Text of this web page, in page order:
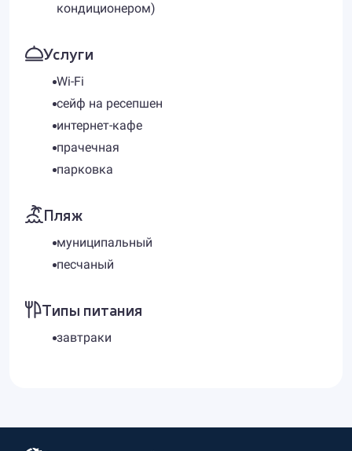
кондиционером)
Услуги
Wi-Fi
сейф на ресепшен
интернет-кафе
прачечная
парковка
Пляж
муниципальный
песчаный
Типы питания
завтраки